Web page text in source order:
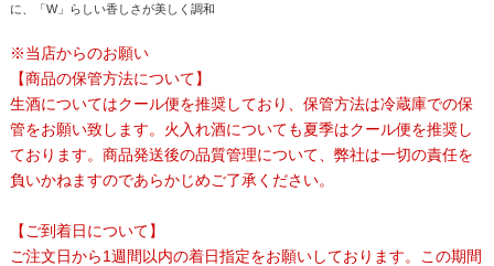
に、「W」らしい香しさが美しく調和
※当店からのお願い
【商品の保管方法について】
生酒についてはクール便を推奨しており、保管方法は冷蔵庫での保
管をお願い致します。火入れ酒についても夏季はクール便を推奨し
ております。商品発送後の品質管理について、弊社は一切の責任を
負いかねますのであらかじめご了承ください。
【ご到着日について】
ご注文日から1週間以内の着日指定をお願いしております。この期間